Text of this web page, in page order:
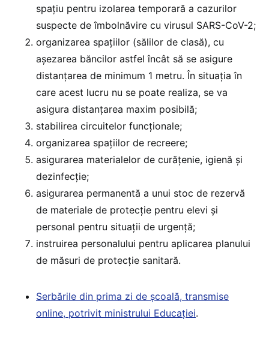
spaţiu pentru izolarea temporară a cazurilor
suspecte de îmbolnăvire cu virusul SARS-CoV-2;
organizarea spaţiilor (sălilor de clasă), cu
aşezarea băncilor astfel încât să se asigure
distanţarea de minimum 1 metru. În situaţia în
care acest lucru nu se poate realiza, se va
asigura distanţarea maxim posibilă;
stabilirea circuitelor funcţionale;
organizarea spaţiilor de recreere;
asigurarea materialelor de curăţenie, igienă şi
dezinfecţie;
asigurarea permanentă a unui stoc de rezervă
de materiale de protecţie pentru elevi şi
personal pentru situații de urgență;
instruirea personalului pentru aplicarea planului
de măsuri de protecţie sanitară.
Serbările din prima zi de școală, transmise
online, potrivit ministrului Educației.